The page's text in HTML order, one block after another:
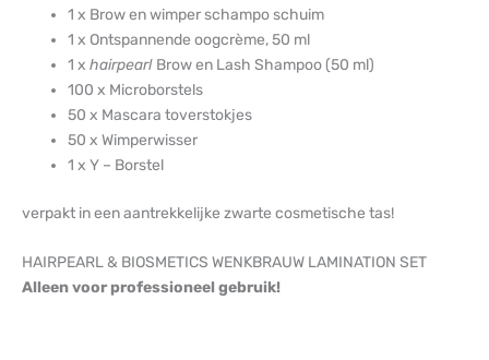
1 x Brow en wimper schampo schuim
1 x Ontspannende oogcrème, 50 ml
1 x hairpearl Brow en Lash Shampoo (50 ml)
100 x Microborstels
50 x Mascara toverstokjes
50 x Wimperwisser
1 x Y – Borstel
verpakt in een aantrekkelijke zwarte cosmetische tas!
HAIRPEARL & BIOSMETICS WENKBRAUW LAMINATION SET
Alleen voor professioneel gebruik!